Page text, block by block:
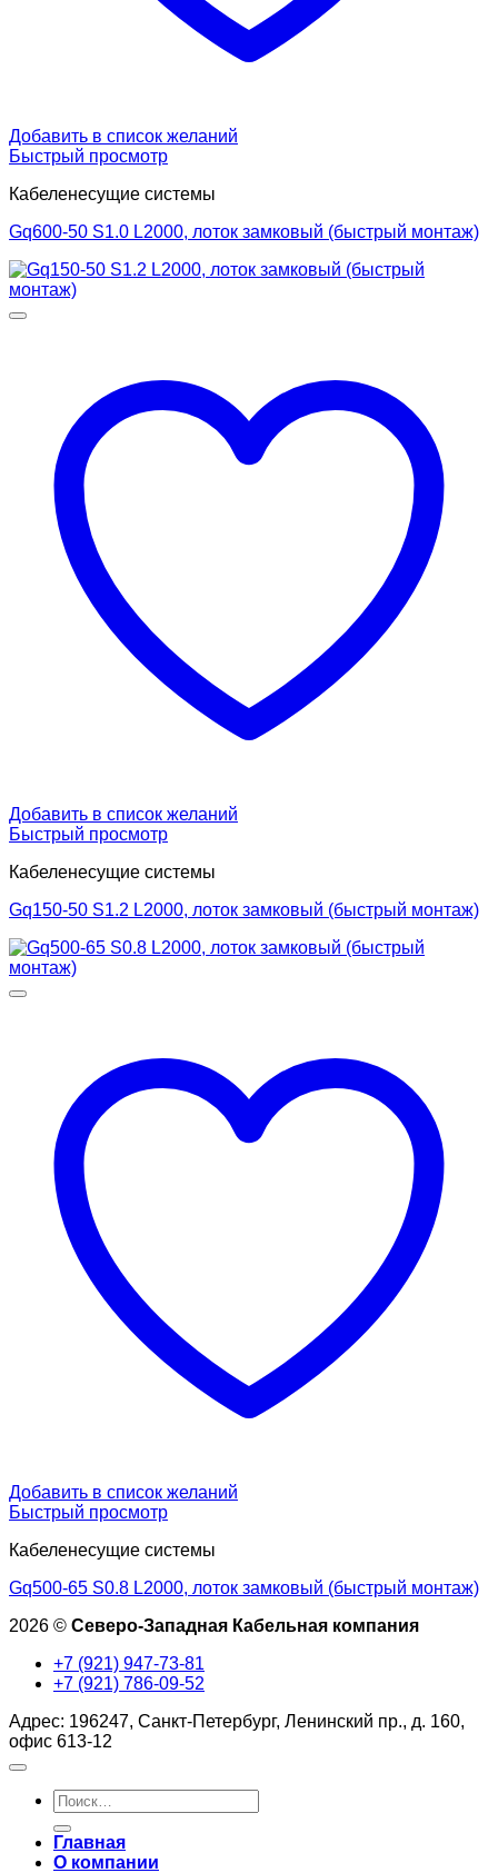
Добавить в список желаний
Быстрый просмотр
Кабеленесущие системы
Gq600-50 S1.0 L2000, лоток замковый (быстрый монтаж)
Добавить в список желаний
Быстрый просмотр
Кабеленесущие системы
Gq150-50 S1.2 L2000, лоток замковый (быстрый монтаж)
Добавить в список желаний
Быстрый просмотр
Кабеленесущие системы
Gq500-65 S0.8 L2000, лоток замковый (быстрый монтаж)
2026 © Северо-Западная Кабельная компания
+7 (921) 947-73-81
+7 (921) 786-09-52
Адрес: 196247, Санкт-Петербург, Ленинский пр., д. 160,
офис 613-12
Искать:
Главная
О компании